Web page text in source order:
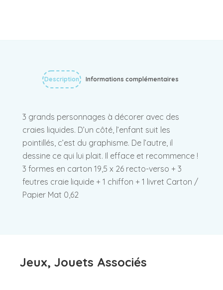
Description Informations complémentaires
3 grands personnages à décorer avec des
craies liquides. D’un côté, l’enfant suit les
pointillés, c’est du graphisme. De l’autre, il
dessine ce qui lui plait. Il efface et recommence !
3 formes en carton 19,5 x 26 recto-verso + 3
feutres craie liquide + 1 chiffon + 1 livret Carton /
Papier Mat 0,62
Jeux, Jouets Associés